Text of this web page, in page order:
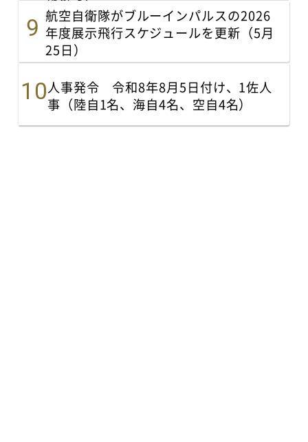
航空自衛隊がブルーインパルスの2026
年度展示飛行スケジュールを更新（5月
25日）
人事発令 令和8年8月5日付け、1佐人
事（陸自1名、海自4名、空自4名）